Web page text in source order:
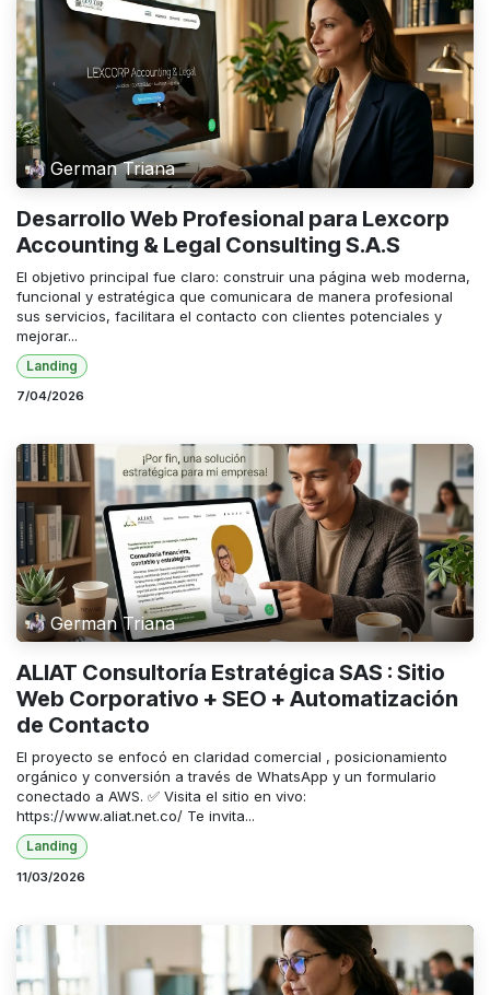
German Triana
Desarrollo Web Profesional para Lexcorp
Accounting & Legal Consulting S.A.S
El objetivo principal fue claro: construir una página web moderna,
funcional y estratégica que comunicara de manera profesional
sus servicios, facilitara el contacto con clientes potenciales y
mejorar...
Landing
7/04/2026
German Triana
ALIAT Consultoría Estratégica SAS : Sitio
Web Corporativo + SEO + Automatización
de Contacto
El proyecto se enfocó en claridad comercial , posicionamiento
orgánico y conversión a través de WhatsApp y un formulario
conectado a AWS. ✅ Visita el sitio en vivo:
https://www.aliat.net.co/ Te invita...
Landing
11/03/2026